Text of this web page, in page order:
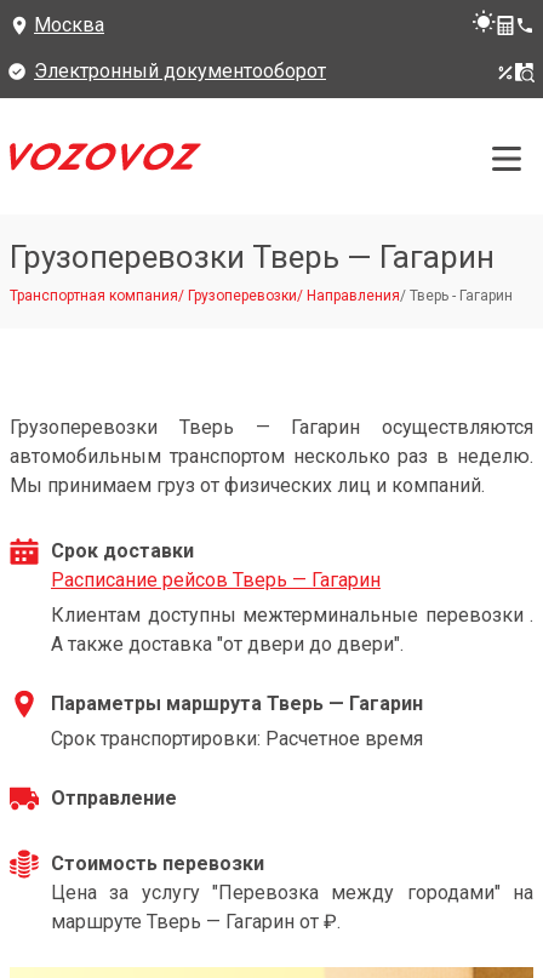
Москва
Электронный документооборот
Грузоперевозки Тверь — Гагарин
Транспортная компания/ Грузоперевозки/ Направления/ Тверь - Гагарин
Грузоперевозки Тверь — Гагарин осуществляются
автомобильным транспортом несколько раз в неделю.
Мы принимаем груз от физических лиц и компаний.
Срок доставки
Расписание рейсов Тверь — Гагарин
Клиентам доступны межтерминальные перевозки .
А также доставка "от двери до двери".
Параметры маршрута Тверь — Гагарин
Срок транспортировки: Расчетное время
Отправление
Стоимость перевозки
Цена за услугу "Перевозка между городами" на
маршруте Тверь — Гагарин от ₽.